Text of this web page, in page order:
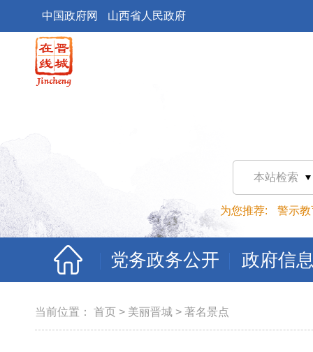
中国政府网 山西省人民政府
本站检索
为您推荐: 警示教
党务政务公开 政府信
当前位置： 首页 > 美丽晋城 > 著名景点